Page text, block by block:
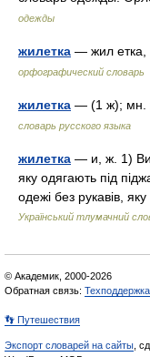
одежды
жилетка — жил
орфографический словарь
жилетка — (1 ж); мн.
словарь русского языка
жилетка — и, ж. 1) Вид
яку одягають під
одежі без рукавів,
Український тлумачний
© Академик, 2000-2026
Обратная связь: Техподдержка
👣 Путешествия
Экспорт словарей на сайты ,